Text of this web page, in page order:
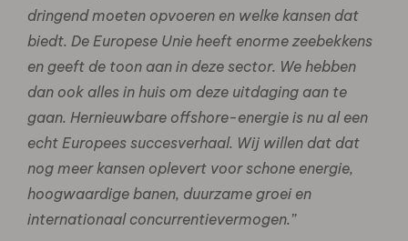
dringend moeten opvoeren en welke kansen dat
biedt. De Europese Unie heeft enorme zeebekkens
en geeft de toon aan in deze sector. We hebben
dan ook alles in huis om deze uitdaging aan te
gaan. Hernieuwbare offshore-energie is nu al een
echt Europees succesverhaal. Wij willen dat dat
nog meer kansen oplevert voor schone energie,
hoogwaardige banen, duurzame groei en
internationaal concurrentievermogen.”